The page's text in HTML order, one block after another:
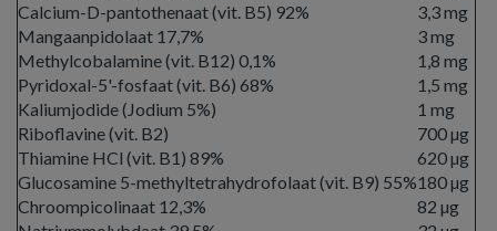
Calcium-D-pantothenaat (vit. B5) 92%
3,3 mg
Mangaanpidolaat 17,7%
3 mg
Methylcobalamine (vit. B12) 0,1%
1,8 mg
Pyridoxal-5'-fosfaat (vit. B6) 68%
1,5 mg
Kaliumjodide (Jodium 5%)
1 mg
Riboflavine (vit. B2)
700 µg
Thiamine HCl (vit. B1) 89%
620 µg
Glucosamine 5-methyltetrahydrofolaat (vit. B9) 55%180 µg
Chroompicolinaat 12,3%
82 µg